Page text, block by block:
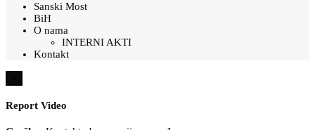
Sanski Most
BiH
O nama
INTERNI AKTI
Kontakt
Report Video